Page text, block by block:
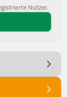
Nutzer.